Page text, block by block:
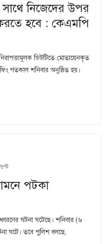
সাথে নিজেদের উপর
হবে : কেএমপি
ডিউটিতে মোতায়েনকৃত
গতকাল শনিবার অনুষ্ঠিত হয়।
পটকা
ঘটনা ঘটেছে। শনিবার (৬
ঘটে। তবে পুলিশ বলছে,